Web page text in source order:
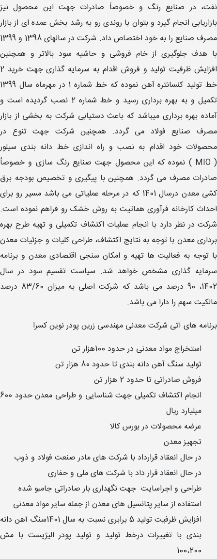
نفت، در صنایع رنگ و خصوصاً صادرات جهت این محصول نیز
بازاریابی انجام گیرد و بتوان با روندی رو به رشد بخش عمده ای از بازار
مصرف صنایع را به خود اختصاص داد. شرکت در سالهای 1398 و 1399
با هدف جلوگیری از خام فروشی و حاشیه سود بالاتر و همچنین
افزایش ظرفیت تولید و فروش اقدام به سرمایه گذاری جهت خرید 2
خط تولید کنسانتره آهن نموده که خط شماره 1 در مهرماه سال 1399
تکمیل و به بهره برداری رسید و خط شماره 2 نصب گردیده است و
آماده بهره برداری میباشد که باعث دستیابی شرکت به بخشی از بازار
مصرف صنایع فولاد می گردد. همچنین شرکت جهت تنوع در
محصولات خود اقدام به نصب و راه اندازی خط دانه بندی سیلور
( MIO ) نموده که این محصول جهت صنایع رنگ سازی و خصوصاً
صادرات مصرف می گردد. همچنین با پیگیری و تخصیص بودجه برق
کشی معدن درسال 1401 که در مرحله عملیاتی می باشد مسیر رو برای
احداث کارخانه فرآوری هماتیت به روش خشک رو فراهم نموده است.
شرکت در نظر دارد با انجام عملیات اکتشاف تکمیلی و تهیه طرح بهره
برداری معدن با توجه به نتایج اکتشاف، طراحی کلیات و جزئیات معدن
با توجه به فعالیت ها تهیه و امکان سنجی اقتصادی معدن و برنامه
سرمایه گذاری مشخص خواهد شد. سیاست تقسیم سود در سال
1402، 90 درصد می باشد که شرکت اصلی به میزان 83/60 درصد
مالکیت سهم را دارا می باشد.
برنامه های آتی شرکت معدنی مهندسی زرین پودر نوین کسرا
استخراج مواد معدنی در حدود 100هزار تن
تولید سنگ آهن دانه بندی تا حدود 80 هزار تن
فروش صادراتی تا حدود 2 هزار تن
انجام اکتشاف تکمیلی جهت شناسایی و طراحی معدن حدود 600
میلیارد ریال
عرضه محصولات در بورس کالا
تجهیز معدن
در حال انعقاد قرارداد با شرکت های مادر صنعت فولاد و ذوب
در حال انعقاد قرار داد با شرکت های ملی و حفاری
طراحی و اجراسایت جهت نگهداری بار صادراتی جامبو شده
استفاده از سایر پتانسیل های معدن از جمله سایر مواد معدنی
افزایش ظرفیت تولید 5 برابری نسبت به سال 1401سنگ آهن دانه
بندی با تغییرات درخط تولید و تولید پودر الیژیست با مش
100،200